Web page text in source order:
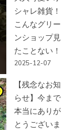
シャレ雑貨！
こんなグリー
ンショップ見
たことない！
2025-12-07
【残念なお知
らせ】今まで
本当にありが
とうございま